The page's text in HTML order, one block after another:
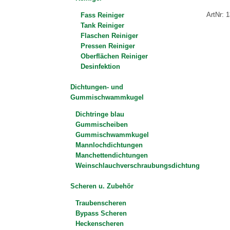
Fass Reiniger
Tank Reiniger
Flaschen Reiniger
Pressen Reiniger
Oberflächen Reiniger
Desinfektion
Dichtungen- und
Gummischwammkugel
Dichtringe blau
Gummischeiben
Gummischwammkugel
Mannlochdichtungen
Manchettendichtungen
Weinschlauchverschraubungsdichtung
Scheren u. Zubehör
Traubenscheren
Bypass Scheren
Heckenscheren
ArtNr: